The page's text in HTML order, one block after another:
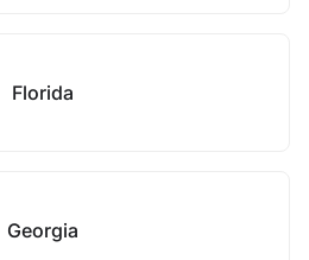
Florida
Georgia